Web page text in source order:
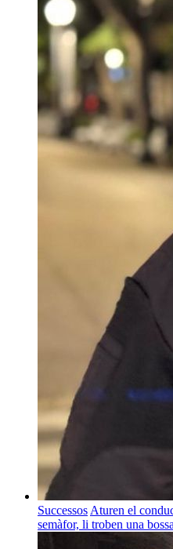
Successos Aturen el
semàfor, li troben una